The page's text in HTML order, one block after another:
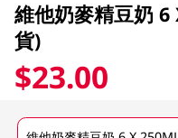
維他奶麥精豆奶 6
貨)
$23.00